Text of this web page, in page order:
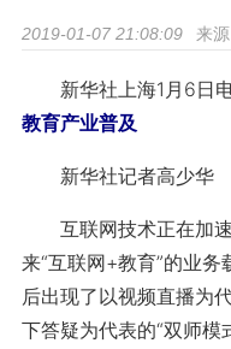
2019-01-07 21:08:09 来源
新华社上海1月6日
教育产业普及
新华社记者高少华
互联网技术正在加速
来“互联网+教育”的业
后出现了以视频直播为
下答疑为代表的“双师模